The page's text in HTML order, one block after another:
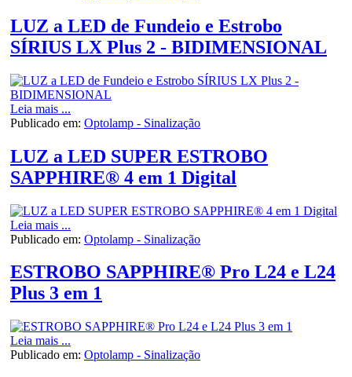
LUZ a LED de Fundeio e Estrobo
SÍRIUS LX Plus 2 - BIDIMENSIONAL
Leia mais ...
Publicado em: Optolamp - Sinalização
LUZ a LED SUPER ESTROBO
SAPPHIRE® 4 em 1 Digital
Leia mais ...
Publicado em: Optolamp - Sinalização
ESTROBO SAPPHIRE® Pro L24 e L24
Plus 3 em 1
Leia mais ...
Publicado em: Optolamp - Sinalização